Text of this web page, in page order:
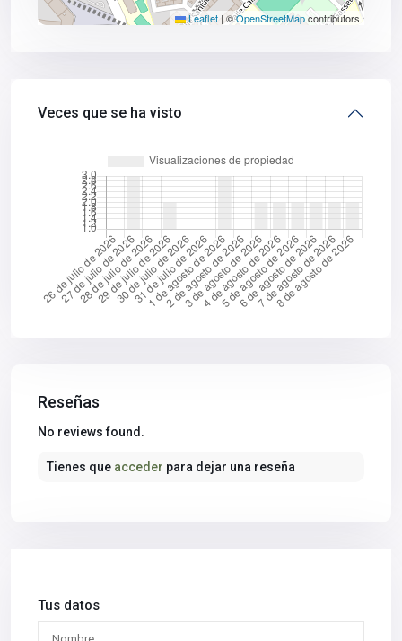
Leaflet | ©OpenStreetMapcontributors
Veces que se ha visto
Reseñas
No reviews found.
Tienes que acceder para dejar una reseña
Tus datos